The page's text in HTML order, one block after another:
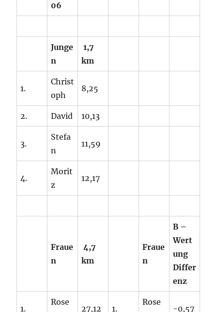
06
Junge
n
1,7
km
1.
Christ
oph
8,25
2. David 10,13
3.
Stefa
n
11,59
4.
Morit
z
12,17
Fraue
n
4,7
km
Fraue
n
B –
Wert
ung
Differ
enz
1.
Rose
27,12 1.
Rose
-0,57